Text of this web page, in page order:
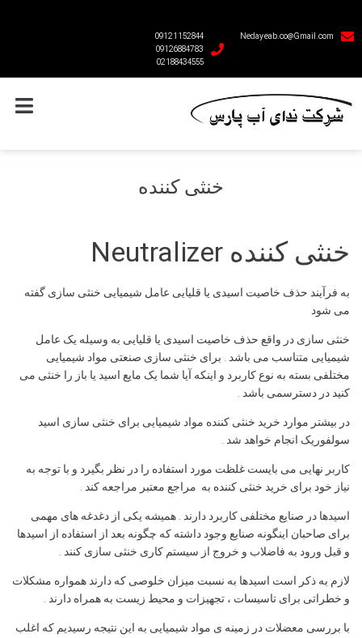
Nedayeab.co@Gmail.com
09121152844
09126884783
02188434555
خنثی کننده
خنثی کننده Neutralizer
به فرآیند حذف خاصیت اسیدی یا قلیایی عامل شیمیایی خنثی سازی گفته
می شود
خنثی سازی در واقع حذف خاصیت اسیدی یا قلیایی به وسیله یک عامل
شیمیایی متناسب می باشد . برای خنثی سازی صنعتی مواد شیمیایی
مختلفی بسته به نوع کاربرد و اینکه آیا شما یک مایع اسید یا باز را خنثی می
کنید در دسترسمی باشد .
در بیشتر موارد خرید خنثی کننده مواد شیمیایی برای خنثی سازی اسید
سولفوریک انجام خواهد شد .
کاربر نهایی می بایست غلظت مورد استفاده را در نظر بگیرد و با توجه به
نیاز خود برای خرید خنثی کننده به مراجع معتبر مراجعه کند .
اسیدها در صنایع مختلفی کاربرد دارند . همیشه یکی از دغدغه های مهمی
برای صاحبان اینگونه صنایع وجود داشته که چگونه بعد از استفاده از اسیدها
و قبل ورود به فاضلاب و خروج از سیستم کاری خنثی سازی کنند .
لازم به ذکر است اسیدها به نسبت میزان خلوصی که دارند همواره مشکلات
و خطراتی برای تاسیسات ، تجهیزات و محیط زیست به همراه دارند .
با بررسی معضلات در زمینه ی مواد شیمیایی به این نتیجه رسیدیم که اغلب